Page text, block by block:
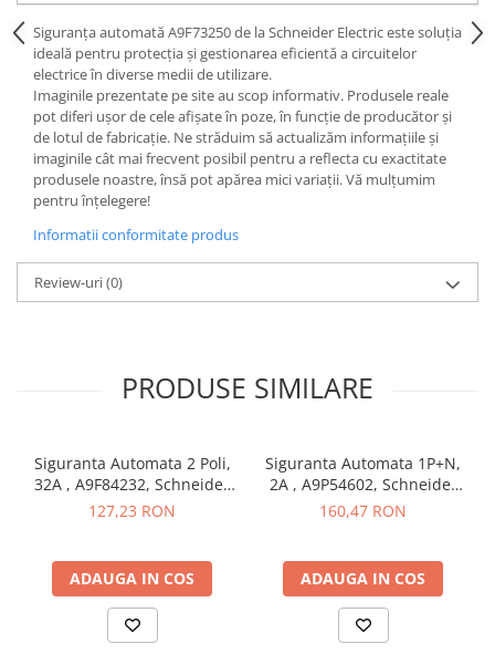
Cofrete, dulapuri și doze
Cofrete de plastic și accesorii
Coftere metalice și accesorii
Doze
Coliere de plastic
Iluminat
Altele
Iluminat de Siguranță
Lumini exterioare
Lămpi și componente
Montaj pe acoperis
Paratrăsnete ESE — PDA Integrat
Piese de adaptare
Prize, întrerupătoare, detectoare
de mișcare și accesorii
Siguranța automată A9F73250 de la Schneider Electric este soluția
ideală pentru protecția și gestionarea eficientă a circuitelor
electrice în diverse medii de utilizare.
Imaginile prezentate pe site au scop informativ. Produsele reale
pot diferi ușor de cele afișate în poze, în funcție de producător și
de lotul de fabricație. Ne străduim să actualizăm informațiile și
imaginile cât mai frecvent posibil pentru a reflecta cu exactitate
produsele noastre, însă pot apărea mici variații. Vă mulțumim
pentru înțelegere!
Informatii conformitate produs
Review-uri(0)
PRODUSE SIMILARE
Siguranta Automata 2 Poli,
32A , A9F84232, Schneider
Electric
127,23 RON
ADAUGA IN COS
Siguranta Automata 1P+N,
2A , A9P54602, Schneider
Electric
160,47 RON
ADAUGA IN COS